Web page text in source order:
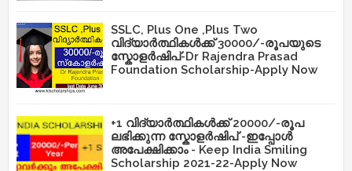
SSLC, Plus One ,Plus Two
വിദ്യാർത്ഥികൾക്ക് 30000/-രൂപയുടെ
സ്കോളർഷിപ്-Dr Rajendra Prasad
Foundation Scholarship-Apply Now
+1 വിദ്യാർത്ഥികൾക്ക് 20000/-രൂപ
ലഭിക്കുന്ന സ്കോളർഷിപ് -ഇപ്പോൾ
അപേക്ഷിക്കാം - Keep India Smiling
Scholarship 2021-22-Apply Now